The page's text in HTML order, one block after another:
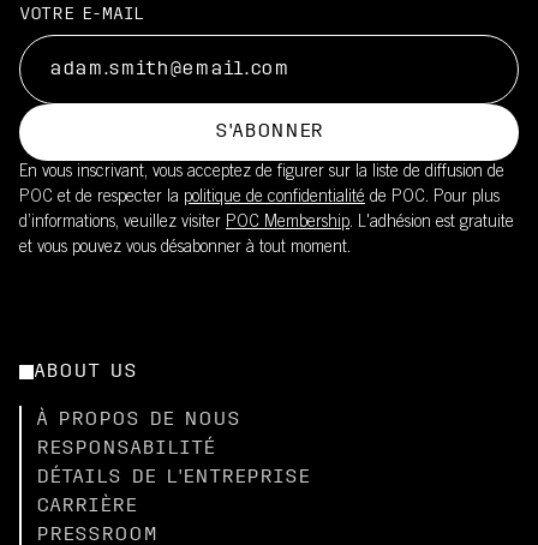
VOTRE E-MAIL
S'ABONNER
En vous inscrivant, vous acceptez de figurer sur la liste de diffusion de
POC et de respecter la politique de confidentialité de POC. Pour plus
d’informations, veuillez visiter POC Membership. L'adhésion est gratuite
et vous pouvez vous désabonner à tout moment.
ABOUT US
À PROPOS DE NOUS
RESPONSABILITÉ
DÉTAILS DE L'ENTREPRISE
CARRIÈRE
PRESSROOM